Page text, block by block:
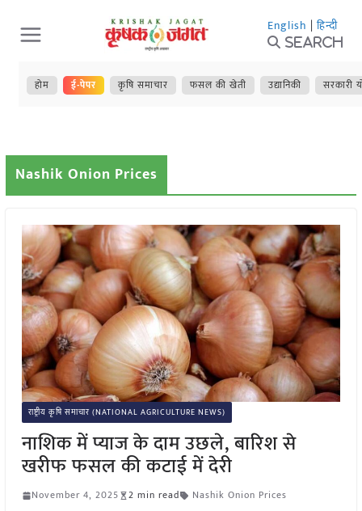
Skip
to
content
English | हिन्दी
Search
होम ई-पेपर कृषि समाचार फसल की खेती उद्यानिकी सरकारी
Nashik Onion Prices
राष्ट्रीय कृषि समाचार (NATIONAL AGRICULTURE NEWS)
नाशिक में प्याज के दाम उछले, बारिश से
खरीफ फसल की कटाई में देरी
November 4, 2025 2 min read Nashik Onion Prices